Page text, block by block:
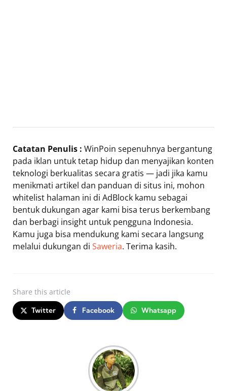
Catatan Penulis : WinPoin sepenuhnya bergantung
pada iklan untuk tetap hidup dan menyajikan konten
teknologi berkualitas secara gratis — jadi jika kamu
menikmati artikel dan panduan di situs ini, mohon
whitelist halaman ini di AdBlock kamu sebagai
bentuk dukungan agar kami bisa terus berkembang
dan berbagi insight untuk pengguna Indonesia.
Kamu juga bisa mendukung kami secara langsung
melalui dukungan di Saweria. Terima kasih.
Share this article
Twitter Facebook Whatsapp